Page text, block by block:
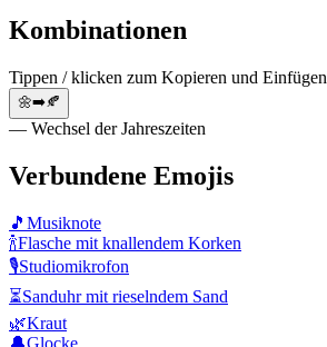
Kombinationen
Tippen / klicken zum Kopieren und Einfügen
🌼➡️🍂
— Wechsel der Jahreszeiten
Verbundene Emojis
🎵 Musiknote
🍾Flasche mit knallendem Korken
🎙️Studiomikrofon
⏳Sanduhr mit rieselndem Sand
🌿Kraut
🔔Glocke